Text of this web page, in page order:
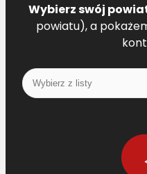
Wybierz swój
powiatu), a